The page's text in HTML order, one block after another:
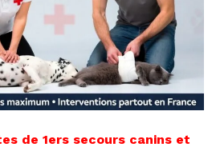
de 1ers secours canins et